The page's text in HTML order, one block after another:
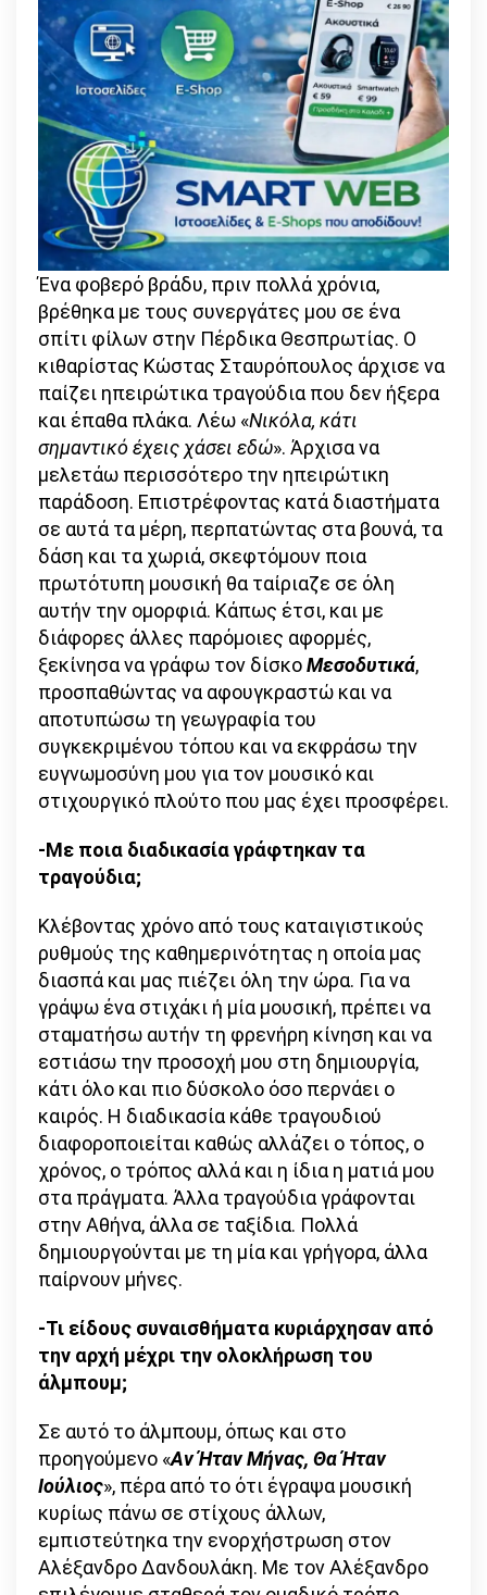
Ένα φοβερό βράδυ, πριν πολλά χρόνια,
βρέθηκα με τους συνεργάτες μου σε ένα
σπίτι φίλων στην Πέρδικα Θεσπρωτίας. Ο
κιθαρίστας Κώστας Σταυρόπουλος άρχισε να
παίζει ηπειρώτικα τραγούδια που δεν ήξερα
και έπαθα πλάκα. Λέω «Νικόλα, κάτι
σημαντικό έχεις χάσει εδώ». Άρχισα να
μελετάω περισσότερο την ηπειρώτικη
παράδοση. Επιστρέφοντας κατά διαστήματα
σε αυτά τα μέρη, περπατώντας στα βουνά, τα
δάση και τα χωριά, σκεφτόμουν ποια
πρωτότυπη μουσική θα ταίριαζε σε όλη
αυτήν την ομορφιά. Κάπως έτσι, και με
διάφορες άλλες παρόμοιες αφορμές,
ξεκίνησα να γράφω τον δίσκοΜεσοδυτικά,
προσπαθώντας να αφουγκραστώ και να
αποτυπώσω τη γεωγραφία του
συγκεκριμένου τόπου και να εκφράσω την
ευγνωμοσύνη μου για τον μουσικό και
στιχουργικό πλούτο που μας έχει προσφέρει.
-Με ποια διαδικασία γράφτηκαν τα
τραγούδια;
Κλέβοντας χρόνο από τους καταιγιστικούς
ρυθμούς της καθημερινότητας η οποία μας
διασπά και μας πιέζει όλη την ώρα. Για να
γράψω ένα στιχάκι ή μία μουσική, πρέπει να
σταματήσω αυτήν τη φρενήρη κίνηση και να
εστιάσω την προσοχή μου στη δημιουργία,
κάτι όλο και πιο δύσκολο όσο περνάει ο
καιρός. Η διαδικασία κάθε τραγουδιού
διαφοροποιείται καθώς αλλάζει ο τόπος, ο
χρόνος, ο τρόπος αλλά και η ίδια η ματιά μου
στα πράγματα. Άλλα τραγούδια γράφονται
στην Αθήνα, άλλα σε ταξίδια. Πολλά
δημιουργούνται με τη μία και γρήγορα, άλλα
παίρνουν μήνες.
-Τι είδους συναισθήματα κυριάρχησαν από
την αρχή μέχρι την ολοκλήρωση του
άλμπουμ;
Σε αυτό το άλμπουμ, όπως και στο
προηγούμενο «Αν Ήταν Μήνας, Θα Ήταν
Ιούλιος», πέρα από το ότι έγραψα μουσική
κυρίως πάνω σε στίχους άλλων,
εμπιστεύτηκα την ενορχήστρωση στον
Αλέξανδρο Δανδουλάκη. Με τον Αλέξανδρο